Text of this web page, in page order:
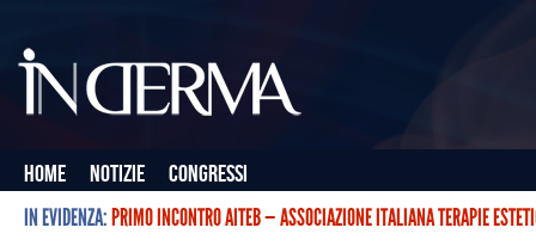
Home Notizie
Congressi
IN EVIDENZA:PRIMO INCONTRO AITEB — ASSOCIAZIONE ITALIANA TERAPIE